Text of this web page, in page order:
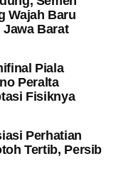
Wajah Baru
Barat
Piala
Peralta
Fisiknya
Perhatian
Tertib, Persib